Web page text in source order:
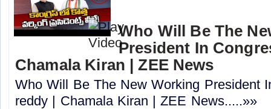
Who Will Be The
President In
Chamala Kiran | ZEE News
Who Will Be The New Working President
reddy | Chamala Kiran | ZEE News.....»»